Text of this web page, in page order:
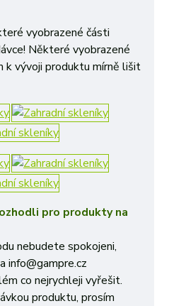
vyobrazené části
Některé vyobrazené
k vývoji produktu mírně lišit
pro produkty na
nebudete spokojeni,
info@gampre.cz
co nejrychleji vyřešit.
produktu, prosím